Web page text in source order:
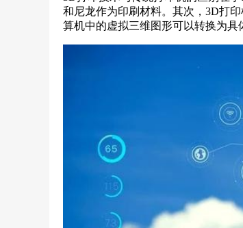
和尼龙作为印刷材料。其次，3D打
算机中的虚拟三维图形可以转换为具